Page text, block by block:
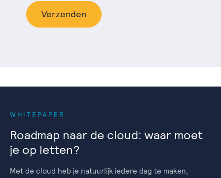
Verzenden
WHITEPAPER
Roadmap naar de cloud: waar moet
je op letten?
Met de cloud heb je natuurlijk iedere dag te maken,